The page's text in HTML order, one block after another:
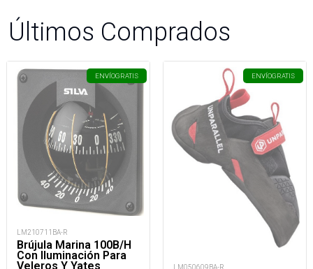
Últimos Comprados
ENVÍOGRATIS
LM210711BA-R
Brújula Marina 100B/H
Con Iluminación Para
Veleros Y Yates
ENVÍOGRATIS